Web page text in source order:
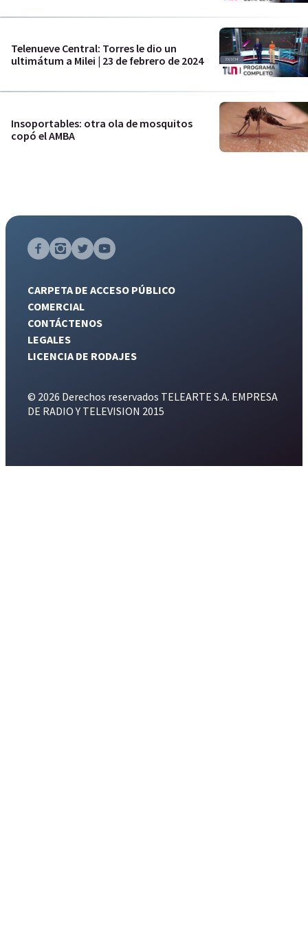
Telenueve Central: Torres le dio un
ultimátum a Milei | 23 de febrero de 2024
Insoportables: otra ola de mosquitos
copó el AMBA
CARPETA DE ACCESO PÚBLICO
COMERCIAL
CONTÁCTENOS
LEGALES
LICENCIA DE RODAJES
© 2026 Derechos reservados TELEARTE S.A. EMPRESA
DE RADIO Y TELEVISION 2015